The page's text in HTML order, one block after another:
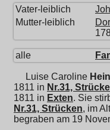
Vater-leiblich
Mutter-leiblich
alle
Luise Caroline
1811 in Nr.31,
1811 in Exten. Sie
Nr.31, Strücken, im
begraben am 19